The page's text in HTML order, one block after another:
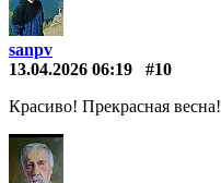
sanpv
13.04.2026 06:19
#10
Красиво! Прекрасная весна!